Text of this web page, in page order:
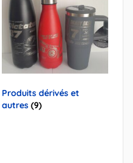
Produits dérivés et
autres(9)